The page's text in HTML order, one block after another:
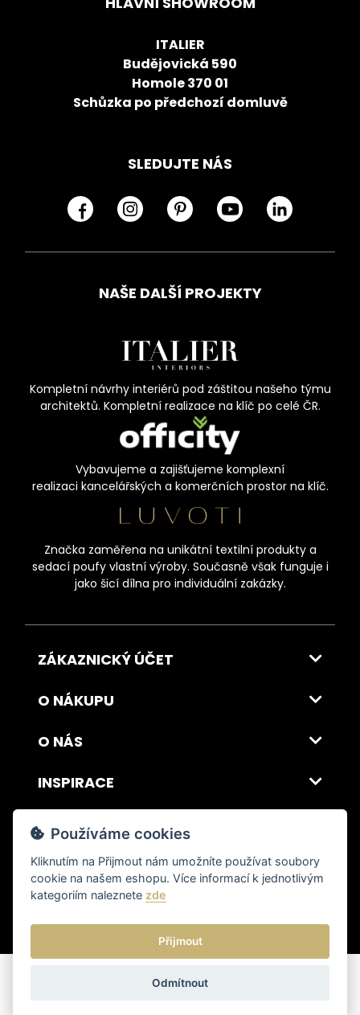
ITALIER
Budějovická 590
Homole 370 01
Schůzka po předchozí domluvě
SLEDUJTE NÁS
NAŠE DALŠÍ PROJEKTY
Kompletní návrhy interiérů pod záštitou našeho týmu
architektů. Kompletní realizace na klíč po celé ČR.
Vybavujeme a zajišťujeme komplexní
realizaci kancelářských a komerčních prostor na klíč.
Značka zaměřena na unikátní textilní produkty a
sedací poufy vlastní výroby. Současně však funguje i
jako šicí dílna pro individuální zakázky.
ZÁKAZNICKÝ ÚČET
O NÁKUPU
O NÁS
INSPIRACE
DOPRAVA A PLATBA
© 2026 ITALSKY INTERIER s.r.o. Vytvořilo INIZIO Internet Media s.r.o.|
nastavení cookies
Používáme cookies
Kliknutím na Přijmout nám umožníte používat soubory
cookie na našem eshopu. Více informací k jednotlivým
kategoriím naleznete zde
Přijmout
Odmítnout